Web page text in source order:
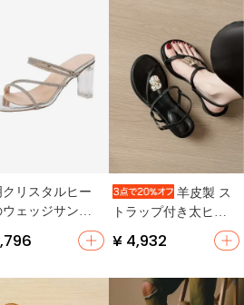
リスタルヒー
ウェッジサンダ
ビーチ用・スト
装飾・幅広対
羊皮製 ス
トラップ付き太ヒー
ルサンダル【ローマ
スタイル・メタルバ
¥ 4,932